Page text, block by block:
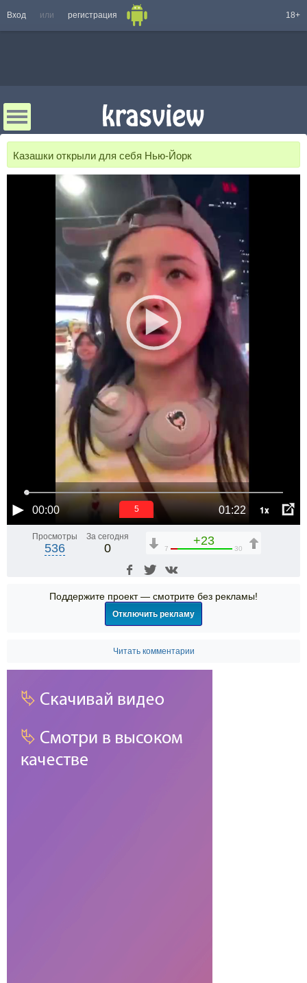
Вход или регистрация 18+
Казашки открыли для себя Нью-Йорк
00:00 01:22 1x
5
Просмотры
536
За сегодня
0
+23
7 30
Поддержите проект — смотрите без рекламы!
Отключить рекламу
Читать комментарии